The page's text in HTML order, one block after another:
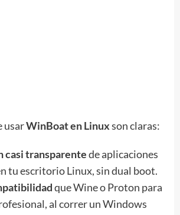
usarWinBoat en Linuxson claras:
casi transparentede aplicaciones
tu escritorio Linux, sin dual boot.​
que Wine o Proton para
al correr un Windows